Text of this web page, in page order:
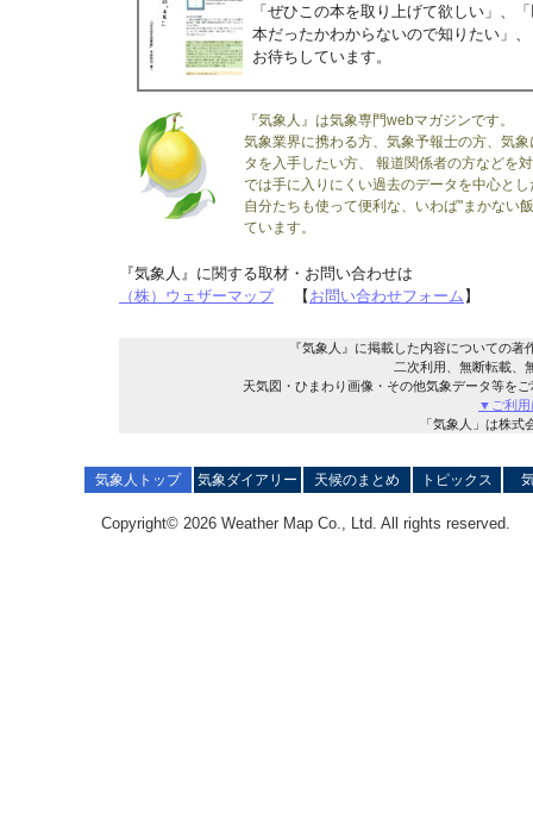
「ぜひこの本を取り上げて欲しい」、
本だったかわからないので知りたい」
お待ちしています。
『気象人』は気象専門webマガジンです。
気象業界に携わる方、気象予報士の方、気
タを入手したい方、 報道関係者の方などを
では手に入りにくい過去のデータを中心と
自分たちも使って便利な、いわば"まかない
ています。
『気象人』に関する取材・お問い合わせは
（株）ウェザーマップ【 お問い合わせフォーム 】
『気象人』に掲載した内容についての
二次利用、無断転載、
天気図・ひまわり画像・その他気象データ等を
▼ご利用
「気象人」は株
気象人トップ 気象ダイアリー 天候のまとめ トピックス
Copyright© 2026 Weather Map Co., Ltd. All rights reserved.